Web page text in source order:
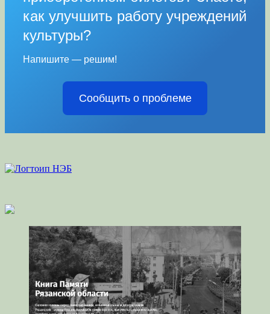
как улучшить работу учреждений
культуры?
Напишите — решим!
Сообщить о проблеме